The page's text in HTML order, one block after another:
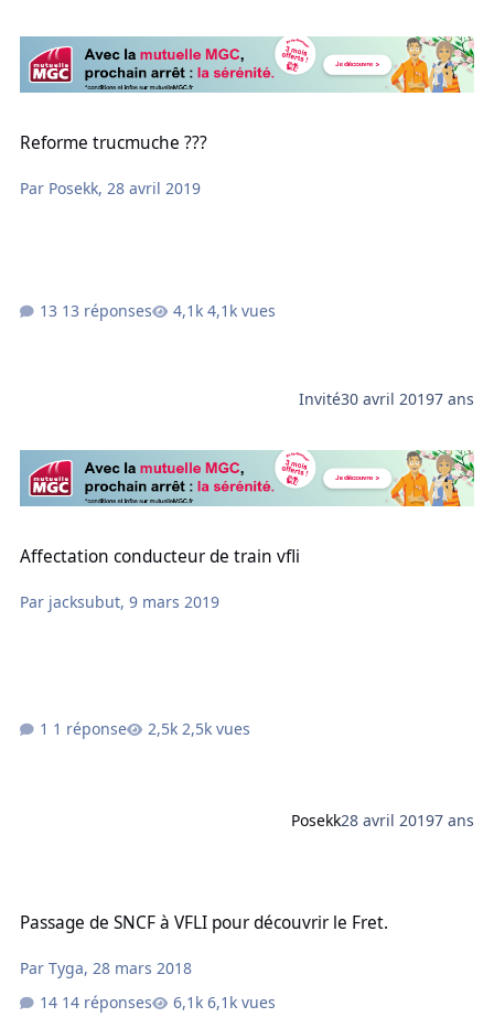
Reforme trucmuche ???
Par Posekk,28 avril 2019
13 réponses 4,1k vues
Invité30 avril 20197 ans
Affectation conducteur de train vfli
Par jacksubut,9 mars 2019
1 réponse 2,5k vues
Posekk28 avril 20197 ans
Passage de SNCF à VFLI pour découvrir le Fret.
ParTyga, 28 mars 2018
14 réponses
6,1k vues